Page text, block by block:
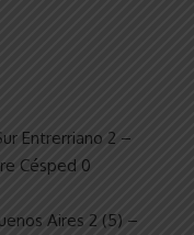
Entrerriano 2 –
Césped 0
Aires 2 (5) –